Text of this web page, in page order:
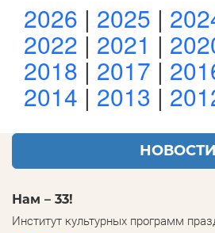
2026 | 2025 |
2022 | 2021 |
2018 | 2017 |
2014 | 2013 |
НОВОСТИ
Нам – 33!
Институт культурных программ